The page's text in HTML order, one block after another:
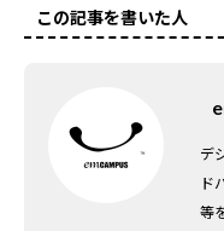
この記事を書いた人
デ
ド
等